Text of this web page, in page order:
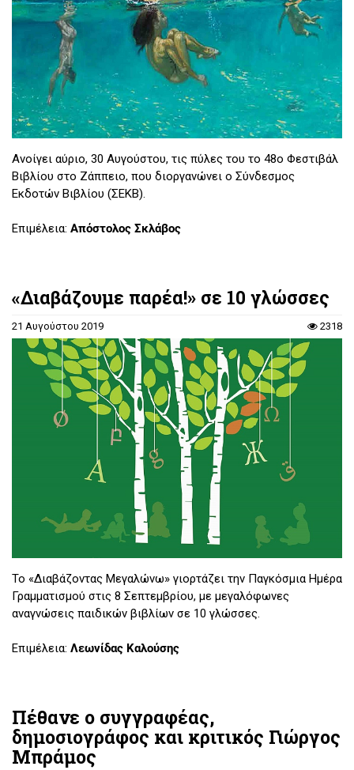
Ανοίγει αύριο, 30 Αυγούστου, τις πύλες του το 48o Φεστιβάλ
Βιβλίου στο Ζάππειο, που διοργανώνει ο Σύνδεσμος
Εκδοτών Βιβλίου (ΣΕΚΒ).
Επιμέλεια: Απόστολος Σκλάβος
«Διαβάζουμε παρέα!» σε 10 γλώσσες
21 Αυγούστου 2019 2318
Το «Διαβάζοντας Μεγαλώνω» γιορτάζει την Παγκόσμια Ημέρα
Γραμματισμού στις 8 Σεπτεμβρίου, με μεγαλόφωνες
αναγνώσεις παιδικών βιβλίων σε 10 γλώσσες.
Επιμέλεια: Λεωνίδας Καλούσης
Πέθανε ο συγγραφέας,
δημοσιογράφος και κριτικός Γιώργος
Μπράμος